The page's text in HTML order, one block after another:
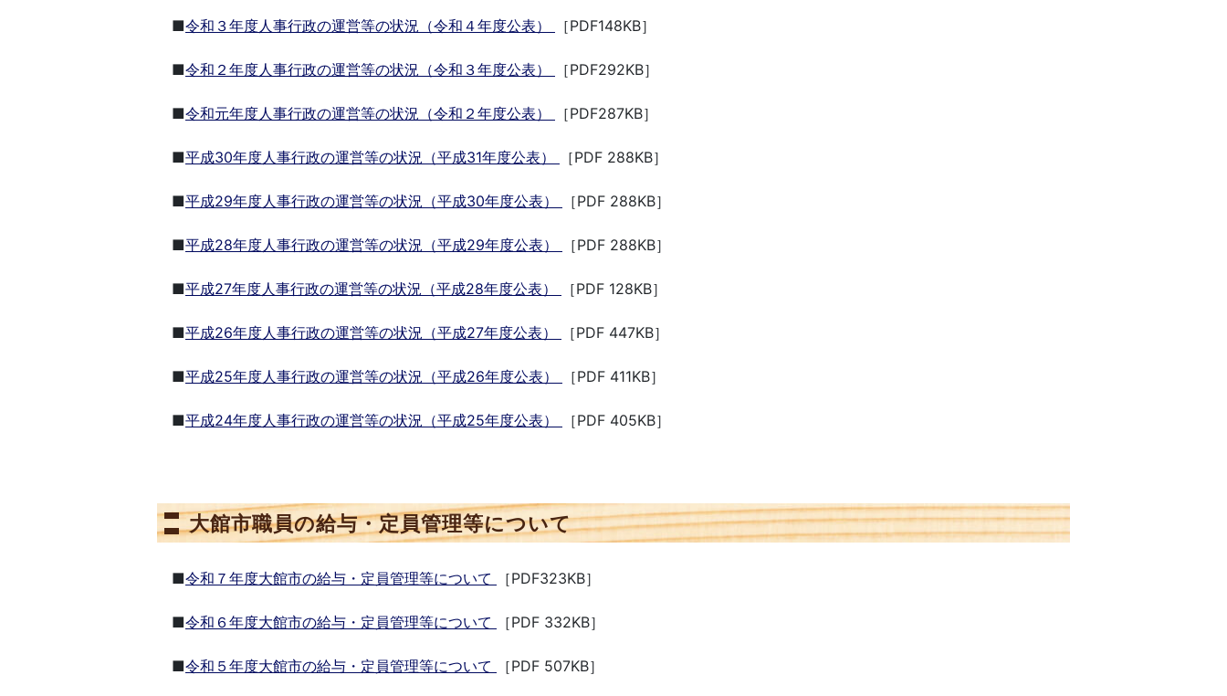
■令和３年度人事行政の運営等の状況（令和４年度公表） ［PDF148KB］
■令和２年度人事行政の運営等の状況（令和３年度公表） ［PDF292KB］
■令和元年度人事行政の運営等の状況（令和２年度公表） ［PDF287KB］
■平成30年度人事行政の運営等の状況（平成31年度公表） ［PDF 288KB］
■平成29年度人事行政の運営等の状況（平成30年度公表） ［PDF 288KB］
■平成28年度人事行政の運営等の状況（平成29年度公表） ［PDF 288KB］
■平成27年度人事行政の運営等の状況（平成28年度公表） ［PDF 128KB］
■平成26年度人事行政の運営等の状況（平成27年度公表） ［PDF 447KB］
■平成25年度人事行政の運営等の状況（平成26年度公表） ［PDF 411KB］
■平成24年度人事行政の運営等の状況（平成25年度公表） ［PDF 405KB］
大館市職員の給与・定員管理等について
■令和７年度大館市の給与・定員管理等について ［PDF323KB］
■令和６年度大館市の給与・定員管理等について ［PDF 332KB］
■令和５年度大館市の給与・定員管理等について ［PDF 507KB］